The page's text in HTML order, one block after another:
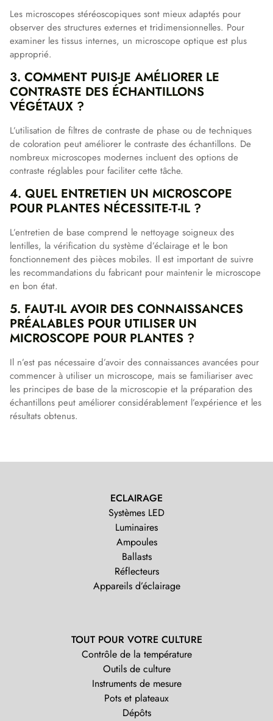
Les microscopes stéréoscopiques sont mieux adaptés pour
observer des structures externes et tridimensionnelles. Pour
examiner les tissus internes, un microscope optique est plus
approprié.
3. COMMENT PUIS-JE AMÉLIORER LE
CONTRASTE DES ÉCHANTILLONS
VÉGÉTAUX ?
L’utilisation de filtres de contraste de phase ou de techniques
de coloration peut améliorer le contraste des échantillons. De
nombreux microscopes modernes incluent des options de
contraste réglables pour faciliter cette tâche.
4. QUEL ENTRETIEN UN MICROSCOPE
POUR PLANTES NÉCESSITE-T-IL ?
L’entretien de base comprend le nettoyage soigneux des
lentilles, la vérification du système d’éclairage et le bon
fonctionnement des pièces mobiles. Il est important de suivre
les recommandations du fabricant pour maintenir le microscope
en bon état.
5. FAUT-IL AVOIR DES CONNAISSANCES
PRÉALABLES POUR UTILISER UN
MICROSCOPE POUR PLANTES ?
Il n’est pas nécessaire d’avoir des connaissances avancées pour
commencer à utiliser un microscope, mais se familiariser avec
les principes de base de la microscopie et la préparation des
échantillons peut améliorer considérablement l’expérience et les
résultats obtenus.
ECLAIRAGE
Systèmes LED
Luminaires
Ampoules
Ballasts
Réflecteurs
Appareils d’éclairage
TOUT POUR VOTRE CULTURE
Contrôle de la température
Outils de culture
Instruments de mesure
Pots et plateaux
Dépôts